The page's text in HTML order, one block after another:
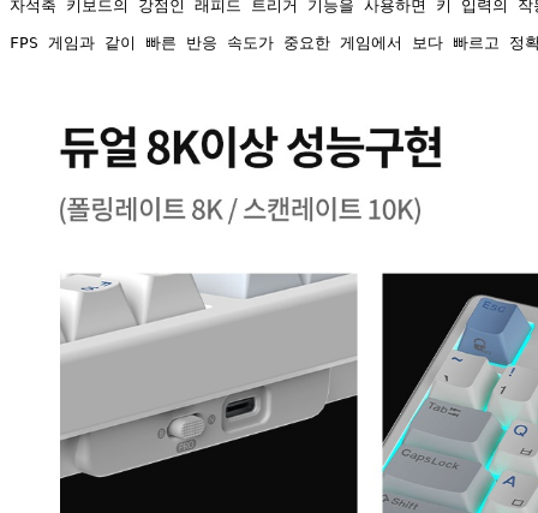
자석축 키보드의 강점인 래피드 트리거 기능을 사용하면 키 입력의
FPS 게임과 같이 빠른 반응 속도가 중요한 게임에서 보다 빠르고 정